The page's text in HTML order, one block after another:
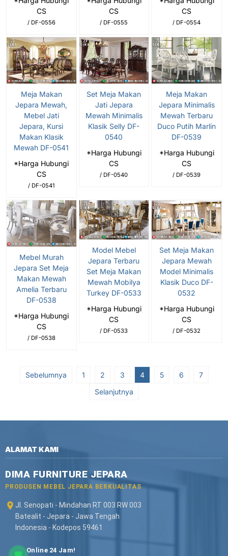
CS
/ DF-0556
CS
/ DF-0555
CS
/ DF-0554
Meja Makan
Jepara Mewah,
Mebel Jati
Jepara, Kursi
Makan Klasik
Mewah DF-0541
*Harga Hubungi
CS
/ DF-0541
Set Meja Makan
Jati Jepara
Mewah Minimalis
Klasik Selly DF-
0540
*Harga Hubungi
CS
/ DF-0540
Meja Makan
Jepara Minimalis
Mewah Terbaru
Duco Putih Marlin
DF-0539
*Harga Hubungi
CS
/ DF-0539
Mebel Murah
Jepara Set Meja
Makan Mewah
Amelia Terbaru
DF-0538
*Harga Hubungi
CS
/ DF-0538
Model Mebel
Jepara Terbaru
Set Meja Makan
Mewah Mobilya
Turkey DF-0533
*Harga Hubungi
CS
/ DF-0533
Set Meja Makan
Jepara Mewah
Model Minimalis
Klasik Duco DF-
0532
*Harga Hubungi
CS
/ DF-0532
Sebelumnya 1 2 3 4 5 6
7
Selanjutnya
ALAMAT KAMI
DIMA FURNITURE JEPARA
PRODUSEN MEBEL JEPARA BERKUALITAS
Jl. Senopati - Mindahan RT 003 RW 003
Batealit - Jepara - Jawa Tengah
Indonesia - Kodepos 59461
Online 24 Jam!